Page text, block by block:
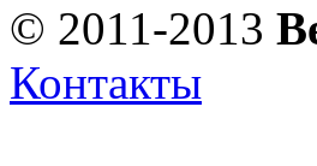
© 2011-2013
Контакты